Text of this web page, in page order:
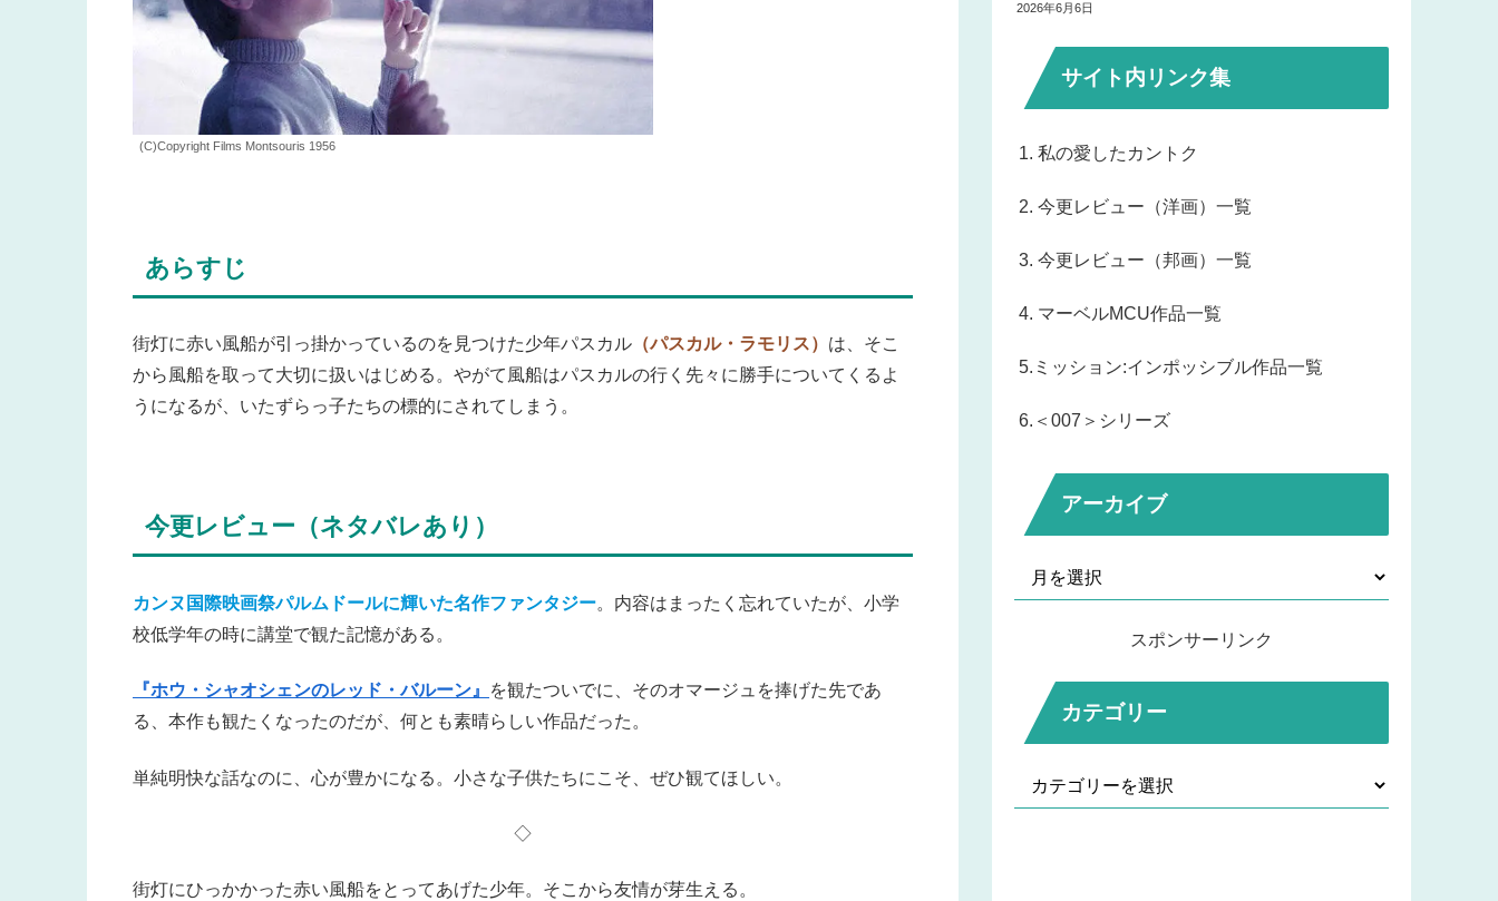
(C)Copyright Films Montsouris 1956
あらすじ
街灯に赤い風船が引っ掛かっているのを見つけた少年パスカル （パスカル・ラモリス） は、そこ
から風船を取って大切に扱いはじめる。やがて風船はパスカルの行く先々に勝手についてくるよ
うになるが、いたずらっ子たちの標的にされてしまう。
今更レビュー（ネタバレあり）
カンヌ国際映画祭パルムドールに輝いた名作ファンタジー。内容はまったく忘れていたが、小学
校低学年の時に講堂で観た記憶がある。
『ホウ・シャオシェンのレッド・バルーン』
を観たついでに、そのオマージュを捧げた先であ
る、本作も観たくなったのだが、何とも素晴らしい作品だった。
単純明快な話なのに、心が豊かになる。小さな子供たちにこそ、ぜひ観てほしい。
◇
街灯にひっかかった赤い風船をとってあげた少年。そこから友情が芽生える。
2026年6月6日
サイト内リンク集
1. 私の愛したカントク
2. 今更レビュー（洋画）一覧
3. 今更レビュー（邦画）一覧
4. マーベルMCU作品一覧
5.ミッション:インポッシブル作品一覧
6.＜007＞シリーズ
アーカイブ
スポンサーリンク
カテゴリー